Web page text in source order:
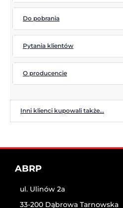
Do pobrania
Pytania klientów
O producencie
Inni klienci kupowali także...
ABRP
ul. Ulinów 2a
33-200 Dąbrowa Tarnowska